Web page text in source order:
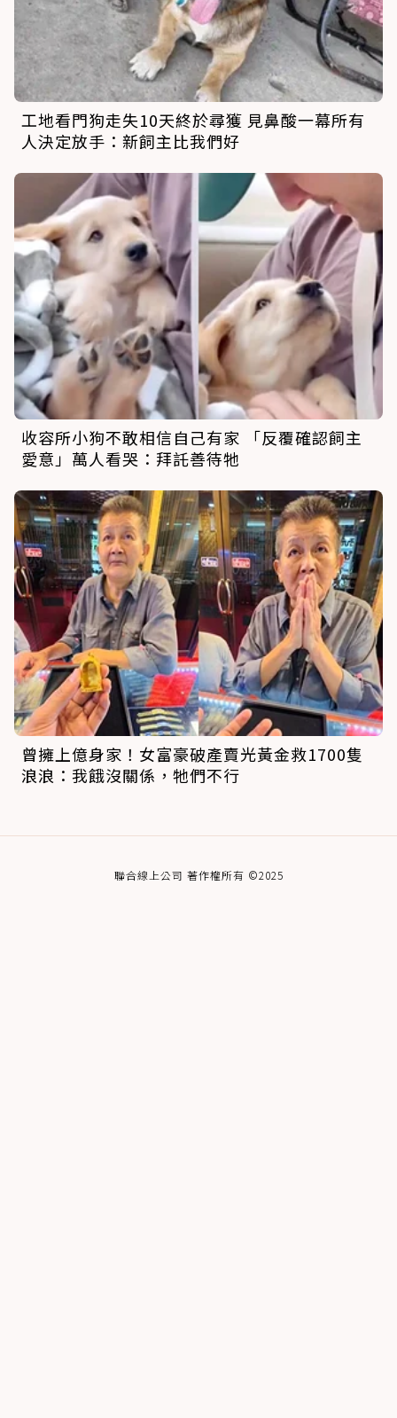
工地看門狗走失10天終於尋獲 見鼻酸一幕所有
人決定放手：新飼主比我們好
收容所小狗不敢相信自己有家 「反覆確認飼主
愛意」萬人看哭：拜託善待牠
曾擁上億身家！女富豪破產賣光黃金救1700隻
浪浪：我餓沒關係，牠們不行
聯合線上公司 著作權所有 ©2025